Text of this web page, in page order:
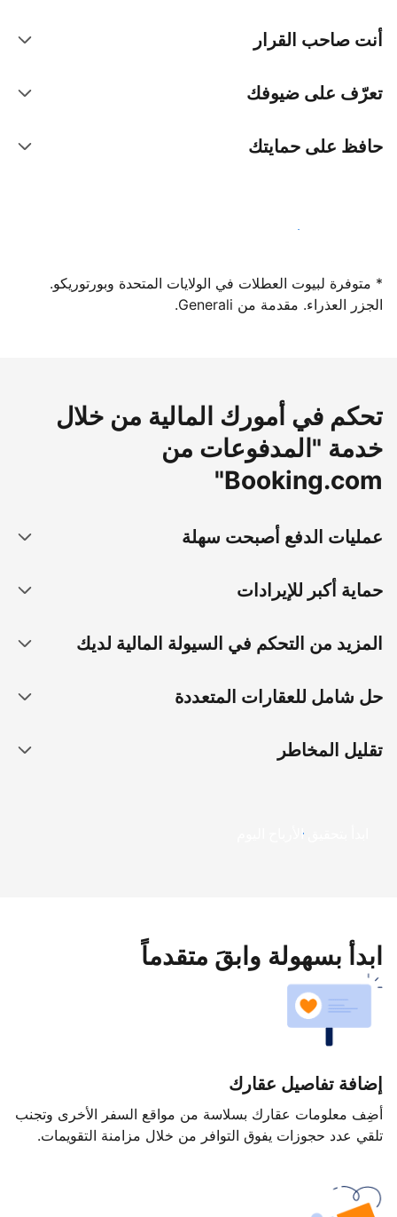
أنت صاحب القرار
تعرّف على ضيوفك
حافظ على حمايتك
سجِّل كمضيف لدينا اليوم
* متوفرة لبيوت العطلات في الولايات المتحدة وبورتوريكو.
الجزر العذراء. مقدمة من Generali.
تحكم في أمورك المالية من خلال
خدمة "المدفوعات من
Booking.com"
عمليات الدفع أصبحت سهلة
حماية أكبر للإيرادات
المزيد من التحكم في السيولة المالية لديك
حل شامل للعقارات المتعددة
تقليل المخاطر
ابدأ بتحقيق الأرباح اليوم
ابدأ بسهولة وابقَ متقدماً
إضافة تفاصيل عقارك
أضِف معلومات عقارك بسلاسة من مواقع السفر الأخرى وتجنب
تلقي عدد حجوزات يفوق التوافر من خلال مزامنة التقويمات.